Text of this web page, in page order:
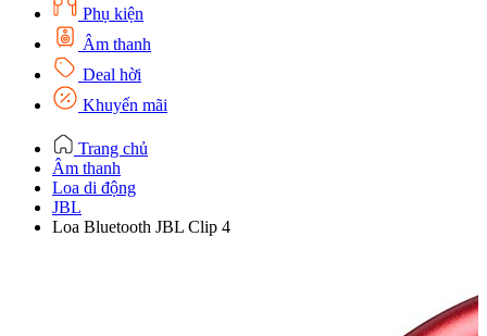
Phụ kiện
Âm thanh
Deal hời
Khuyến mãi
Trang chủ
Âm thanh
Loa di động
JBL
Loa Bluetooth JBL Clip 4